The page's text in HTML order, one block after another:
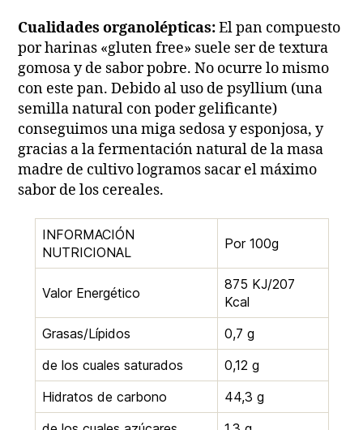
Cualidades organolépticas:El pan compuesto
por harinas «gluten free» suele ser de textura
gomosa y de sabor pobre. No ocurre lo mismo
con este pan. Debido al uso de psyllium (una
semilla natural con poder gelificante)
conseguimos una miga sedosa y esponjosa, y
gracias a la fermentación natural de la masa
madre de cultivo logramos sacar el máximo
sabor de los cereales.
INFORMACIÓN
NUTRICIONAL
Por 100g
Valor Energético
875 KJ/207
Kcal
Grasas/Lípidos
0,7 g
de los cuales saturados
0,12 g
Hidratos de carbono
44,3 g